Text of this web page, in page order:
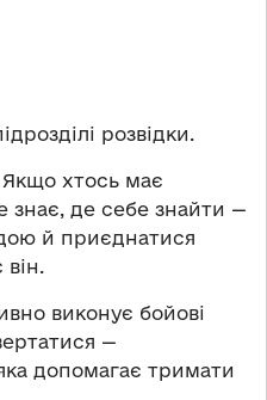
розвідки.
Якщо хтось має
знає, де себе знайти —
й приєднатися
виконує бойові
—
допомагає тримати